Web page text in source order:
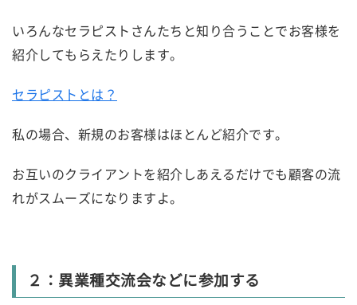
いろんなセラピストさんたちと知り合うことでお客様を
紹介してもらえたりします。
セラピストとは？
私の場合、新規のお客様はほとんど紹介です。
お互いのクライアントを紹介しあえるだけでも顧客の流
れがスムーズになりますよ。
２：異業種交流会などに参加する